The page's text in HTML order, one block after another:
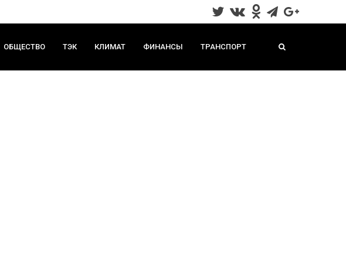
ОБЩЕСТВО ТЭК КЛИМАТ ФИНАНСЫ ТРАНСПОРТ